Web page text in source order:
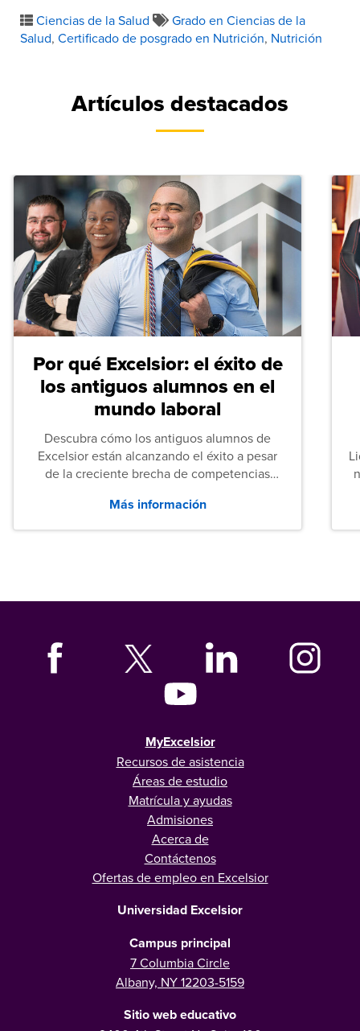
Ciencias de la Salud
Grado en Ciencias de la
Salud, Certificado de posgrado en Nutrición, Nutrición
Artículos destacados
Por qué Excelsior: el éxito de
los antiguos alumnos en el
mundo laboral
Descubra cómo los antiguos alumnos de
Excelsior están alcanzando el éxito a pesar
de la creciente brecha de competencias
tanto las empresas como los recién
graduados en todo Estados Unidos.
Más información
MyExcelsior
Recursos de asistencia
Áreas de estudio
Matrícula y ayudas
Admisiones
Acerca de
Contáctenos
Ofertas de empleo en Excelsior
Universidad Excelsior
Campus principal
7 Columbia Circle
Albany, NY 12203-5159
Sitio web educativo